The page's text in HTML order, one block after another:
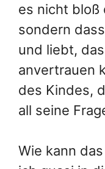
es nicht bloß
sondern
und liebt,
anvertrauen
des Kindes,
all seine
Wie kann